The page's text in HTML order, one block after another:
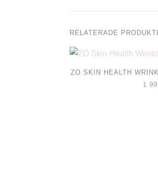
RELATERADE
ZO SKIN HEALTH
1